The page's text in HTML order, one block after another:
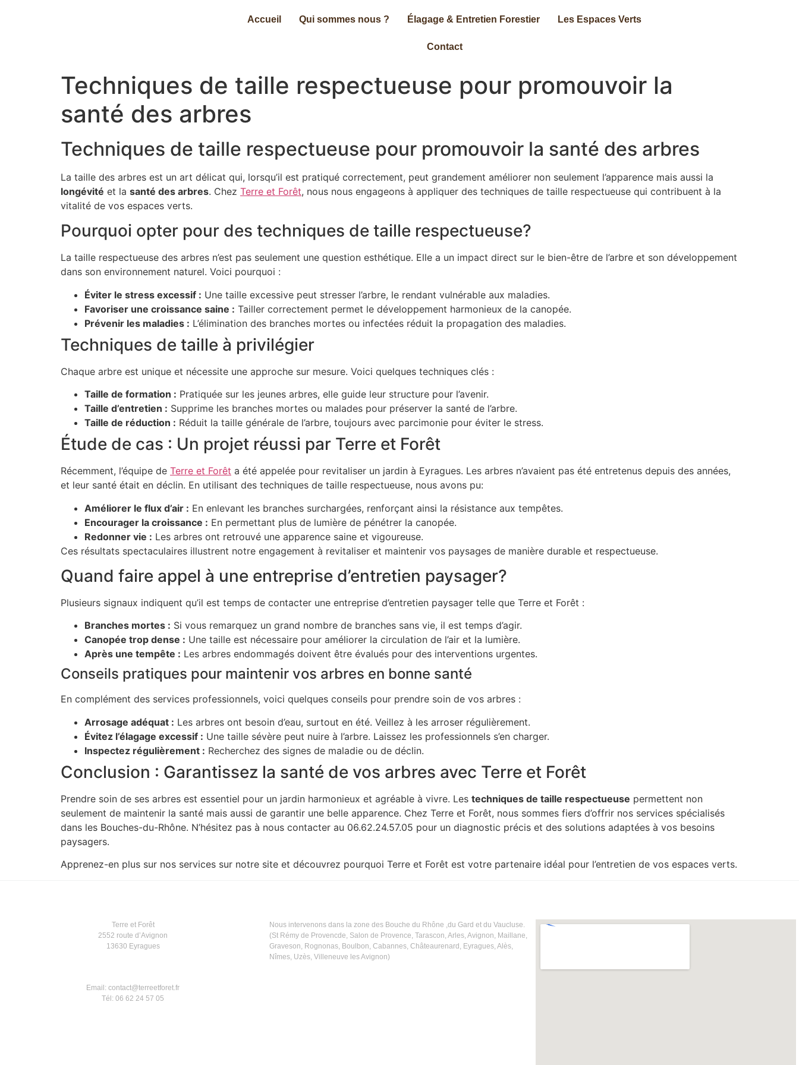
Accueil Qui sommes nous ? Élagage & Entretien Forestier Les Espaces Verts
Contact
Techniques de taille respectueuse pour promouvoir la
santé des arbres
Techniques de taille respectueuse pour promouvoir la santé des arbres
La taille des arbres est un art délicat qui, lorsqu’il est pratiqué correctement, peut grandement améliorer non seulement l’apparence mais aussi la
longévité et la santé des arbres. Chez Terre et Forêt, nous nous engageons à appliquer des techniques de taille respectueuse qui contribuent à la
vitalité de vos espaces verts.
Pourquoi opter pour des techniques de taille respectueuse?
La taille respectueuse des arbres n’est pas seulement une question esthétique. Elle a un impact direct sur le bien-être de l’arbre et son développement
dans son environnement naturel. Voici pourquoi :
Éviter le stress excessif : Une taille excessive peut stresser l’arbre, le rendant vulnérable aux maladies.
Favoriser une croissance saine : Tailler correctement permet le développement harmonieux de la canopée.
Prévenir les maladies : L’élimination des branches mortes ou infectées réduit la propagation des maladies.
Techniques de taille à privilégier
Chaque arbre est unique et nécessite une approche sur mesure. Voici quelques techniques clés :
Taille de formation : Pratiquée sur les jeunes arbres, elle guide leur structure pour l’avenir.
Taille d’entretien : Supprime les branches mortes ou malades pour préserver la santé de l’arbre.
Taille de réduction : Réduit la taille générale de l’arbre, toujours avec parcimonie pour éviter le stress.
Étude de cas : Un projet réussi par Terre et Forêt
Récemment, l’équipe de Terre et Forêt a été appelée pour revitaliser un jardin à Eyragues. Les arbres n’avaient pas été entretenus depuis des années,
et leur santé était en déclin. En utilisant des techniques de taille respectueuse, nous avons pu:
Améliorer le flux d’air : En enlevant les branches surchargées, renforçant ainsi la résistance aux tempêtes.
Encourager la croissance : En permettant plus de lumière de pénétrer la canopée.
Redonner vie : Les arbres ont retrouvé une apparence saine et vigoureuse.
Ces résultats spectaculaires illustrent notre engagement à revitaliser et maintenir vos paysages de manière durable et respectueuse.
Quand faire appel à une entreprise d’entretien paysager?
Plusieurs signaux indiquent qu’il est temps de contacter une entreprise d’entretien paysager telle que Terre et Forêt :
Branches mortes : Si vous remarquez un grand nombre de branches sans vie, il est temps d’agir.
Canopée trop dense : Une taille est nécessaire pour améliorer la circulation de l’air et la lumière.
Après une tempête : Les arbres endommagés doivent être évalués pour des interventions urgentes.
Conseils pratiques pour maintenir vos arbres en bonne santé
En complément des services professionnels, voici quelques conseils pour prendre soin de vos arbres :
Arrosage adéquat : Les arbres ont besoin d’eau, surtout en été. Veillez à les arroser régulièrement.
Évitez l’élagage excessif : Une taille sévère peut nuire à l’arbre. Laissez les professionnels s’en charger.
Inspectez régulièrement : Recherchez des signes de maladie ou de déclin.
Conclusion : Garantissez la santé de vos arbres avec Terre et Forêt
Prendre soin de ses arbres est essentiel pour un jardin harmonieux et agréable à vivre. Les techniques de taille respectueuse permettent non
seulement de maintenir la santé mais aussi de garantir une belle apparence. Chez Terre et Forêt, nous sommes fiers d’offrir nos services spécialisés
dans les Bouches-du-Rhône. N’hésitez pas à nous contacter au 06.62.24.57.05 pour un diagnostic précis et des solutions adaptées à vos besoins
paysagers.
Apprenez-en plus sur nos services sur notre site et découvrez pourquoi Terre et Forêt est votre partenaire idéal pour l’entretien de vos espaces verts.
Terre et Forêt
2552 route d’Avignon
13630 Eyragues
Email: contact@terreetforet.fr
Tél: 06 62 24 57 05
Nous intervenons dans la zone des Bouche du Rhône ,du Gard et du Vaucluse.
(St Rémy de Provencde, Salon de Provence, Tarascon, Arles, Avignon, Maillane,
Graveson, Rognonas, Boulbon, Cabannes, Châteaurenard, Eyragues, Alès,
Nîmes, Uzès, Villeneuve les Avignon)